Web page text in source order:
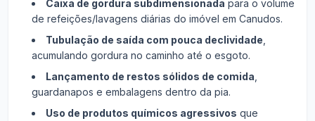
Caixa de gordura subdimensionada para o volume
de refeições/lavagens diárias do imóvel em Canudos.
Tubulação de saída com pouca declividade
acumulando gordura no caminho até o esgoto.
Lançamento de restos sólidos de comida
guardanapos e embalagens dentro da pia.
Uso de produtos químicos agressivos que